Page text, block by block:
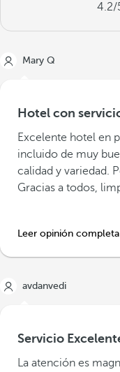
4.2/
Mary Q
Hotel con
Excelente hotel en
incluido de muy
calidad y variedad.
Gracias a todos,
Leer opinión completa
avdanvedi
Servicio
La atención es